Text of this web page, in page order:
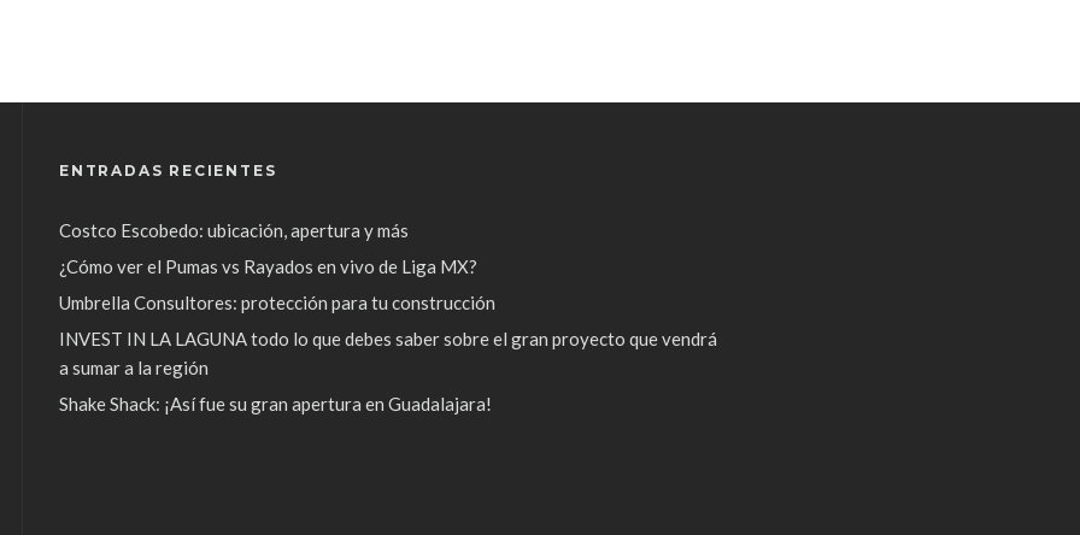
ENTRADAS RECIENTES
Costco Escobedo: ubicación, apertura y más
¿Cómo ver el Pumas vs Rayados en vivo de Liga MX?
Umbrella Consultores: protección para tu construcción
INVEST IN LA LAGUNA todo lo que debes saber sobre el gran proyecto que vendrá
a sumar a la región
Shake Shack: ¡Así fue su gran apertura en Guadalajara!